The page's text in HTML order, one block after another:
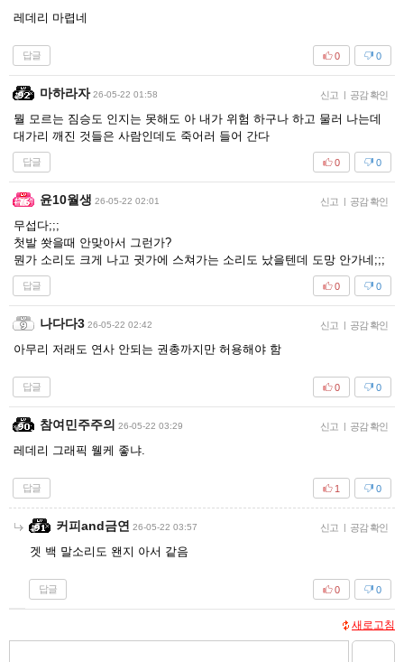
레데리 마렵네
답글 0
0
마하라자 26-05-22 01:58 신고 | 공감 확인
뭘 모르는 짐승도 인지는 못해도 아 내가 위험 하구나 하고 물러 나는데
대가리 깨진 것들은 사람인데도 죽어러 들어 간다
답글 0
0
윤10월생 26-05-22 02:01 신고 | 공감 확인
무섭다;;;
첫발 쐇을때 안맞아서 그런가?
뭔가 소리도 크게 나고 귓가에 스쳐가는 소리도 났을텐데 도망 안가네;;;
답글 0
0
나다다3 26-05-22 02:42 신고 | 공감 확인
아무리 저래도 연사 안되는 권총까지만 허용해야 함
답글 0
0
참여민주주의 26-05-22 03:29 신고 | 공감 확인
레데리 그래픽 웰케 좋냐.
답글 0
1
커피and금연 26-05-22 03:57 신고 | 공감 확인
겟 백 말소리도 왠지 아서 같음
답글 0
0
새로고침